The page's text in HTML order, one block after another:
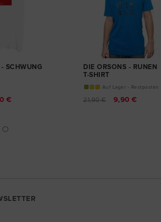
- SCHWUNG
€
DIE ORSONS - RUNEN
T-SHIRT
Auf Lager - Restposten
21,90 € 9,90 €